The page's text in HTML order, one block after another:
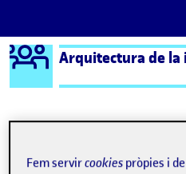
Saltar al contingut
Logo Ágora
Semestre 20232 - Aula 1 23
Fem servircookies pròpies i